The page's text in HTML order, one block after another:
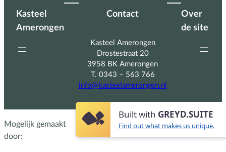
Built with GREYD.SUITE
Find out what makes us unique.
Kasteel
Amerongen
Contact
Kasteel Amerongen
Drostestraat 20
3958 BK Amerongen
T. 0343 – 563 766
info@kasteelamerongen.nl
Over
de site
Mogelijk gemaakt
door: